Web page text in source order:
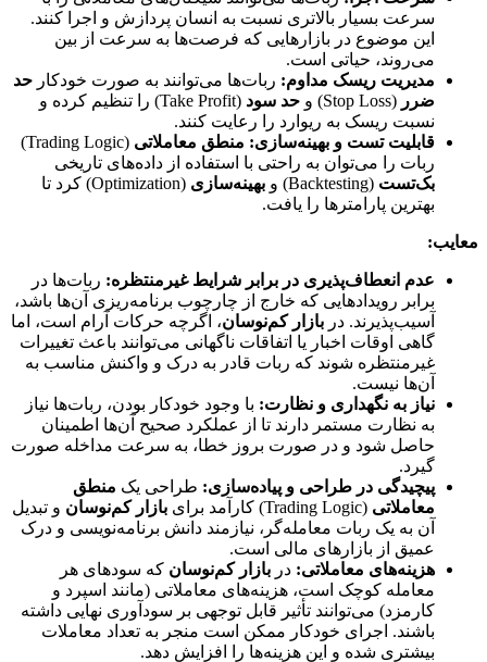
سرعت بسیار بالاتری نسبت به انسان پردازش و اجرا کنند.
این موضوع در بازارهایی که فرصت‌ها به سرعت از بین
می‌روند، حیاتی است.
مدیریت ریسک مداوم: ربات‌ها می‌توانند به صورت خودکار حد
ضرر (Stop Loss) و حد سود
(Take Profit) را تنظیم کرده و
نسبت ریسک به ریوارد را رعایت کنند.
قابلیت تست و بهینه‌سازی: منطق معاملاتی
(Trading Logic)
ربات را می‌توان به راحتی با استفاده از داده‌های تاریخی
بک‌تست (Backtesting) و بهینه‌سازی
(Optimization) کرد تا
بهترین پارامترها را یافت.
معایب:
عدم انعطاف‌پذیری در برابر شرایط غیرمنتظره: ربات‌ها در
برابر رویدادهایی که خارج از چارچوب برنامه‌ریزی آن‌ها باشد،
آسیب‌پذیرند. در بازار کم‌نوسان، اگرچه حرکات آرام است، اما
گاهی اوقات اخبار یا اتفاقات ناگهانی می‌توانند باعث تغییرات
غیرمنتظره شوند که ربات قادر به درک و واکنش مناسب به
آن‌ها نیست.
نیاز به نگهداری و نظارت: با وجود خودکار بودن، ربات‌ها نیاز
به نظارت مستمر دارند تا از عملکرد صحیح آن‌ها اطمینان
حاصل شود و در صورت بروز خطا، به سرعت مداخله صورت
گیرد.
پیچیدگی در طراحی و پیاده‌سازی: طراحی یک منطق
معاملاتی (Trading Logic) کارآمد برای بازار کم‌نوسان و تبدیل
آن به یک ربات معامله‌گر، نیازمند دانش برنامه‌نویسی و درک
عمیق از بازارهای مالی است.
هزینه‌های معاملاتی: در بازار کم‌نوسان که سودهای هر
معامله کوچک است، هزینه‌های معاملاتی (مانند اسپرد و
کارمزد) می‌توانند تأثیر قابل توجهی بر سودآوری نهایی داشته
باشند. اجرای خودکار ممکن است منجر به تعداد معاملات
بیشتری شده و این هزینه‌ها را افزایش دهد.